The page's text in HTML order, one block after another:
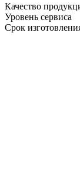
Качество
Уровень сервиса
Срок